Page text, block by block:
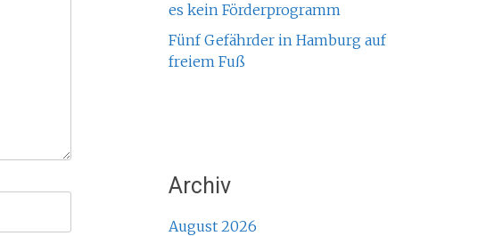
es kein Förderprogramm
Fünf Gefährder in Hamburg auf
freiem Fuß
Archiv
August 2026